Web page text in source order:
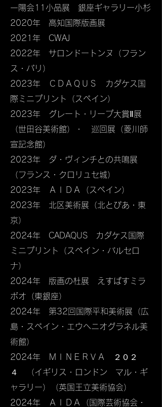
一陽会11小品展 銀座ギャラリー小杉
2020年 高知国際版画展
2021年 CWAJ
2022年 サロンドートンヌ（フラン
ス・パリ）
2023年 ＣＤＡＱＵＳ カダケス国
際ミニプリント（スペイン）
2023年 グレート・リープ大賞Ⅱ展
（世田谷美術館）・ 巡回展（菱川師
宣記念館）
2023年 ダ・ヴィンチとの共鳴​展
（フランス・クロリュセ城）
2023年 ＡＩＤＡ（スペイン）
2023年 北区美術展（北とぴあ・東
京）​
​2024年 CADAQUS カダケス国際
ミニプリント（スペイン・バルセロ
ナ）
2024年 版画の杜展 えすぱすミラ
ボオ​（東銀座）
2024年 第32回国際平和美術展（広
島・スペイン・エウヘニオグラネル美
術館）
2024年 ＭＩＮＥＲＶＡ ２０２
４ （イギリス・ロンドン マル・ギ
ャラリー）（英国王立美術協会）
2024年 ＡＩＤＡ（国際芸術協会・